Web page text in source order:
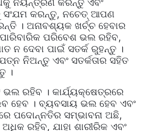
କରନ୍ତୁ, ନଚେତ୍ ଆପଣ
। ଅନାବଶ୍ୟକ ଖର୍ଚ୍ଚ ହେବାର
ପାରିବାରିକ ପରିବେଶ ଭଲ ରହିବ,
ନ ଦେବା ପାଇଁ ସତର୍କ ରୁହନ୍ତୁ ।
ନିଅନ୍ତୁ ଏବଂ ସତର୍କତାର ସହିତ
।
ରହିବ । କାର୍ଯ୍ୟକ୍ଷେତ୍ରରେ
ହେବ । ବ୍ୟବସାୟ ଭଲ ହେବ ଏବଂ
ପଦୋନ୍ନତିର ସମ୍ଭାବନା ଅଛି,
ରହିବ, ଯାହା ଶାରୀରିକ ଏବଂ